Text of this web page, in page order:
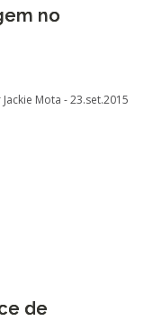
no
Mota -23.set.2015
de